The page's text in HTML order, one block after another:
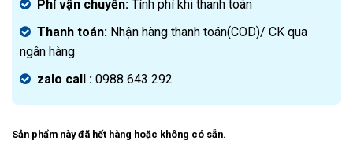
Phí vận chuyển: Tính phí khi thanh toán
Thanh toán: Nhận hàng thanh toán(COD)/ CK qua
ngân hàng
zalo call : 0988 643 292
Sản phẩm này đã hết hàng hoặc không có sẵn.